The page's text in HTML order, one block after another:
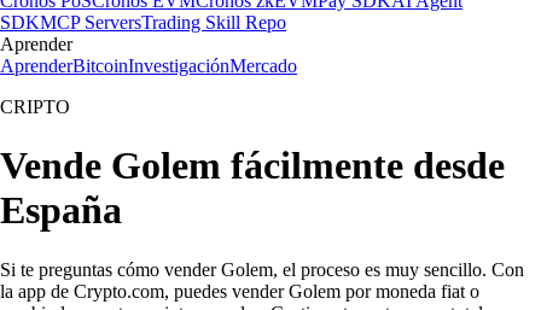
SDKMCP ServersTrading Skill Repo
Aprender
AprenderBitcoinInvestigaciónMercado
CRIPTO
Vende Golem fácilmente desde
España
Si te preguntas cómo vender Golem, el proceso es muy sencillo. Con
la app de Crypto.com, puedes vender Golem por moneda fiat o